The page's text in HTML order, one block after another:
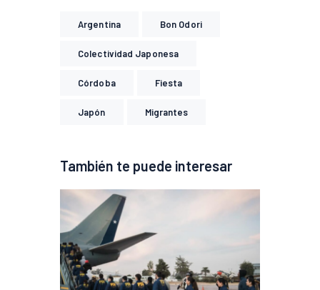
Argentina Bon Odori
Colectividad Japonesa
Córdoba Fiesta
Japón Migrantes
También te puede interesar